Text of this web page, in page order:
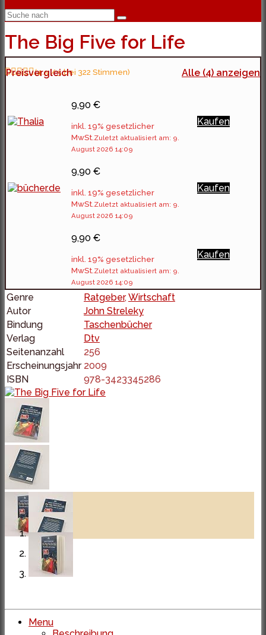
The Big Five for Life
(4.5 / 5 bei 322 Stimmen) Alle (4) anzeigen
Preisvergleich
9,90 €
inkl. 19% gesetzlicher
MwSt. Zuletzt aktualisiert am: 9.
August 2026 14:09
Kaufen
9,90 €
inkl. 19% gesetzlicher
MwSt. Zuletzt aktualisiert am: 9.
August 2026 14:09
Kaufen
9,90 €
inkl. 19% gesetzlicher
MwSt. Zuletzt aktualisiert am: 9.
August 2026 14:09
Kaufen
Genre Ratgeber,Wirtschaft
Autor
John Streleky
Bindung
Taschenbücher
Verlag
Dtv
Seitenanzahl
256
Erscheinungsjahr 2009
ISBN
978-3423345286
Menu